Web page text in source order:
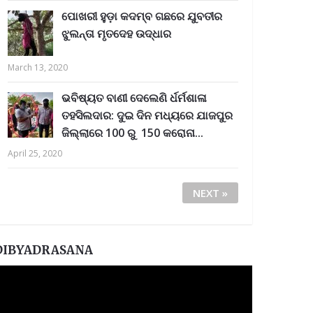
ପୋଖରୀ ହୁଡ଼ା କଦମ୍ବ ଗଛରେ ଯୁବତୀର
ଝୁଲନ୍ତା ମୃତଦେହ ଉଦ୍ଧାର
March 13, 2020
ଭବିଷ୍ୟତ ବାଣୀ ଦେଲେଣି ର୍ଧର୍ମଶାଳା
ତହସିଲଦାର: ଦୁଇ ଦିନ ମଧ୍ୟରେ ଯାଜପୁର
ଜିଲ୍ଲାରେ 100 ରୁ 150 କରୋନା...
April 25, 2020
NEXT »